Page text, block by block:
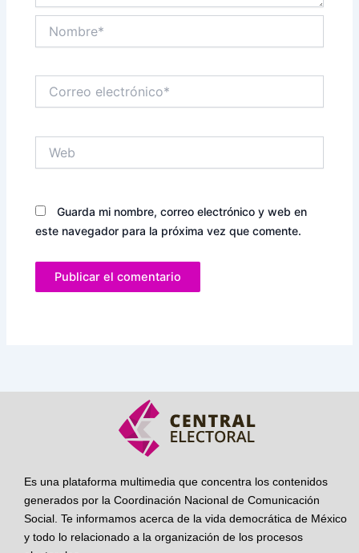
electrónico*
Guarda mi nombre, correo electrónico y web en
este navegador para la próxima vez que comente.
Es una plataforma multimedia que concentra los contenidos
generados por la Coordinación Nacional de Comunicación
Social. Te informamos acerca de la vida democrática de México
y todo lo relacionado a la organización de los procesos